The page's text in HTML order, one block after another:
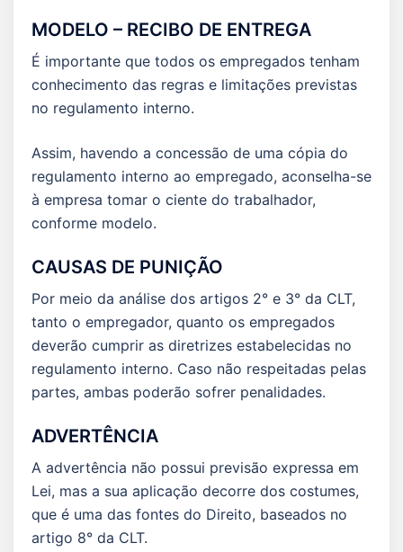
MODELO – RECIBO DE ENTREGA
É importante que todos os empregados tenham
conhecimento das regras e limitações previstas
no regulamento interno.
Assim, havendo a concessão de uma cópia do
regulamento interno ao empregado, aconselha-se
à empresa tomar o ciente do trabalhador,
conforme modelo.
CAUSAS DE PUNIÇÃO
Por meio da análise dos artigos 2° e 3° da CLT,
tanto o empregador, quanto os empregados
deverão cumprir as diretrizes estabelecidas no
regulamento interno. Caso não respeitadas pelas
partes, ambas poderão sofrer penalidades.
ADVERTÊNCIA
A advertência não possui previsão expressa em
Lei, mas a sua aplicação decorre dos costumes,
que é uma das fontes do Direito, baseados no
artigo 8° da CLT.